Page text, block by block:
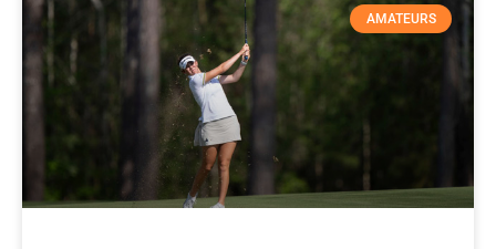
AMATEURS